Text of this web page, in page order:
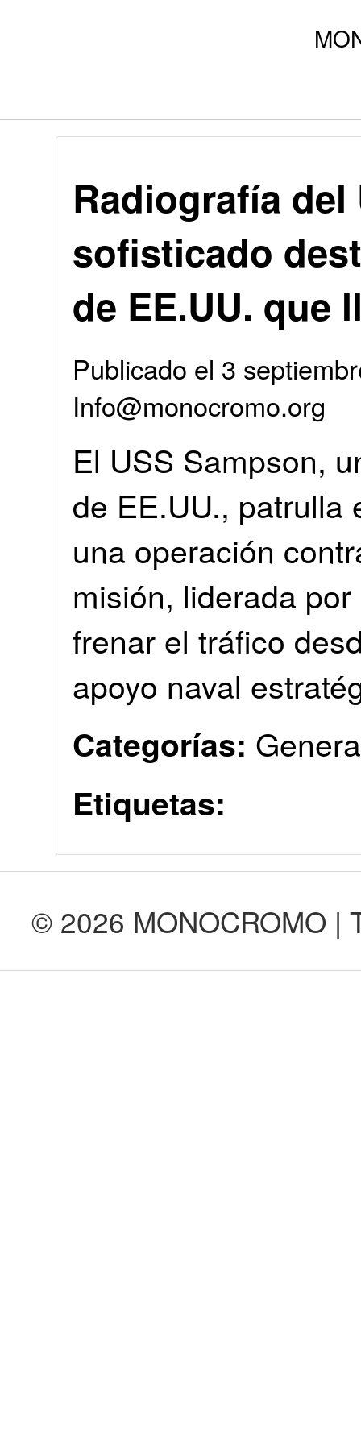
Radiografía del
sofisticado
de EE.UU. que
Publicado el 3
Info@monocromo.org
El USS Sampson,
de EE.UU., patrulla
una operación
misión, liderada
frenar el tráfico
apoyo naval
Categorías:
Etiquetas:
© 2026 MONOCROMO |